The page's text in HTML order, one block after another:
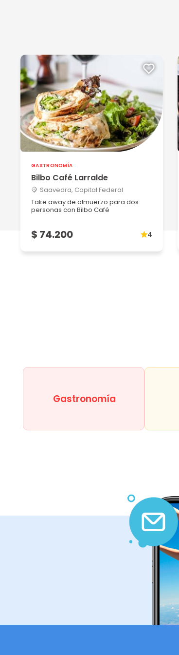
GASTRONOMÍA
Bilbo Café Larralde
Saavedra, Capital Federal
Take away de almuerzo para dos
personas con Bilbo Café
$ 74.200 4
Gastronomía